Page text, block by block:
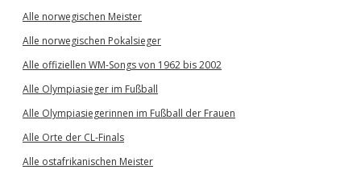
Alle norwegischen Meister
Alle norwegischen Pokalsieger
Alle offiziellen WM-Songs von 1962 bis 2002
Alle Olympiasieger im Fußball
Alle Olympiasiegerinnen im Fußball der Frauen
Alle Orte der CL-Finals
Alle ostafrikanischen Meister